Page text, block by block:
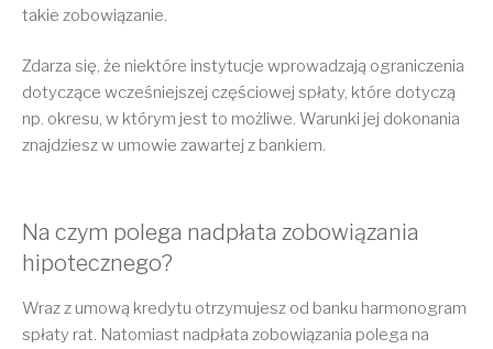
takie zobowiązanie.
Zdarza się, że niektóre instytucje wprowadzają ograniczenia
dotyczące wcześniejszej częściowej spłaty, które dotyczą
np. okresu, w którym jest to możliwe. Warunki jej dokonania
znajdziesz w umowie zawartej z bankiem.
Na czym polega nadpłata zobowiązania
hipotecznego?
Wraz z umową kredytu otrzymujesz od banku harmonogram
spłaty rat. Natomiast nadpłata zobowiązania polega na